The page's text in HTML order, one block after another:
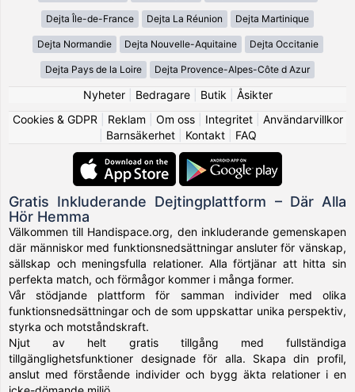
Dejta Île-de-France Dejta La Réunion Dejta Martinique
Dejta Normandie Dejta Nouvelle-Aquitaine Dejta Occitanie
Dejta Pays de la Loire Dejta Provence-Alpes-Côte d Azur
Nyheter| Bedragare| Butik
Åsikter
Cookies & GDPR
Reklam Om oss| Integritet| Användarvillkor
Barnsäkerhet| Kontakt| FAQ
Gratis Inkluderande Dejtingplattform – Där Alla
Hör Hemma
Välkommen till Handispace.org, den inkluderande gemenskapen
där människor med funktionsnedsättningar ansluter för vänskap,
sällskap och meningsfulla relationer. Alla förtjänar att hitta sin
perfekta match, och förmågor kommer i många former.
Vår stödjande plattform för samman individer med olika
funktionsnedsättningar och de som uppskattar unika perspektiv,
styrka och motståndskraft.
Njut av helt gratis tillgång med fullständiga
tillgänglighetsfunktioner designade för alla. Skapa din profil,
anslut med förstående individer och bygg äkta relationer i en